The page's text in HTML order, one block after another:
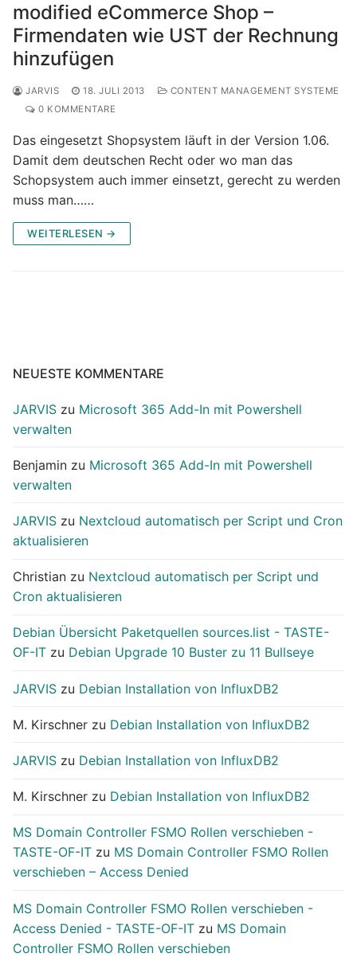
modified eCommerce Shop –
Firmendaten wie UST der Rechnung
hinzufügen
JARVIS 18. JULI 2013
CONTENT MANAGEMENT SYSTEME
0 KOMMENTARE
Das eingesetzt Shopsystem läuft in der Version 1.06.
Damit dem deutschen Recht oder wo man das
Schopsystem auch immer einsetzt, gerecht zu werden
muss man……
WEITERLESEN →
NEUESTE KOMMENTARE
JARVIS zu Microsoft 365 Add-In mit Powershell
verwalten
Benjamin zu Microsoft 365 Add-In mit Powershell
verwalten
JARVIS zu Nextcloud automatisch per Script und Cron
aktualisieren
Christian zu Nextcloud automatisch per Script und
Cron aktualisieren
Debian Übersicht Paketquellen sources.list - TASTE-
OF-IT zu Debian Upgrade 10 Buster zu 11 Bullseye
JARVIS zu Debian Installation von InfluxDB2
M. Kirschner zu Debian Installation von InfluxDB2
JARVIS zu Debian Installation von InfluxDB2
M. Kirschner zu Debian Installation von InfluxDB2
MS Domain Controller FSMO Rollen verschieben -
TASTE-OF-IT zu MS Domain Controller FSMO Rollen
verschieben – Access Denied
MS Domain Controller FSMO Rollen verschieben -
Access Denied - TASTE-OF-IT zu MS Domain
Controller FSMO Rollen verschieben